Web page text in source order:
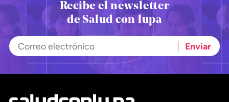
Biblioterapia
Cartas y réplicas
APÓYANOS
Recibe el newsletter
de Salud con lupa